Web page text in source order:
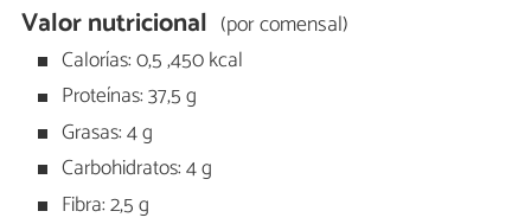
Valor nutricional (por comensal)
Calorías: 0,5 ,450 kcal
Proteínas: 37,5 g
Grasas: 4 g
Carbohidratos: 4 g
Fibra: 2,5 g